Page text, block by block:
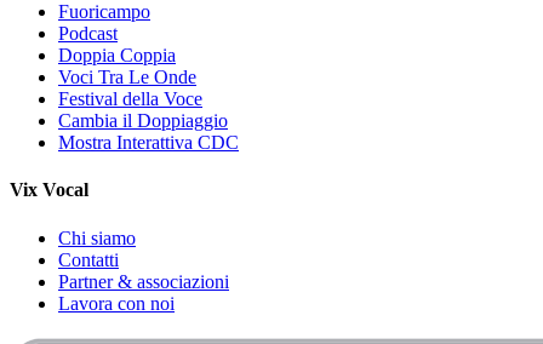
Fuoricampo
Podcast
Doppia Coppia
Voci Tra Le Onde
Festival della Voce
Cambia il Doppiaggio
Mostra Interattiva CDC
Vix Vocal
Chi siamo
Contatti
Partner & associazioni
Lavora con noi